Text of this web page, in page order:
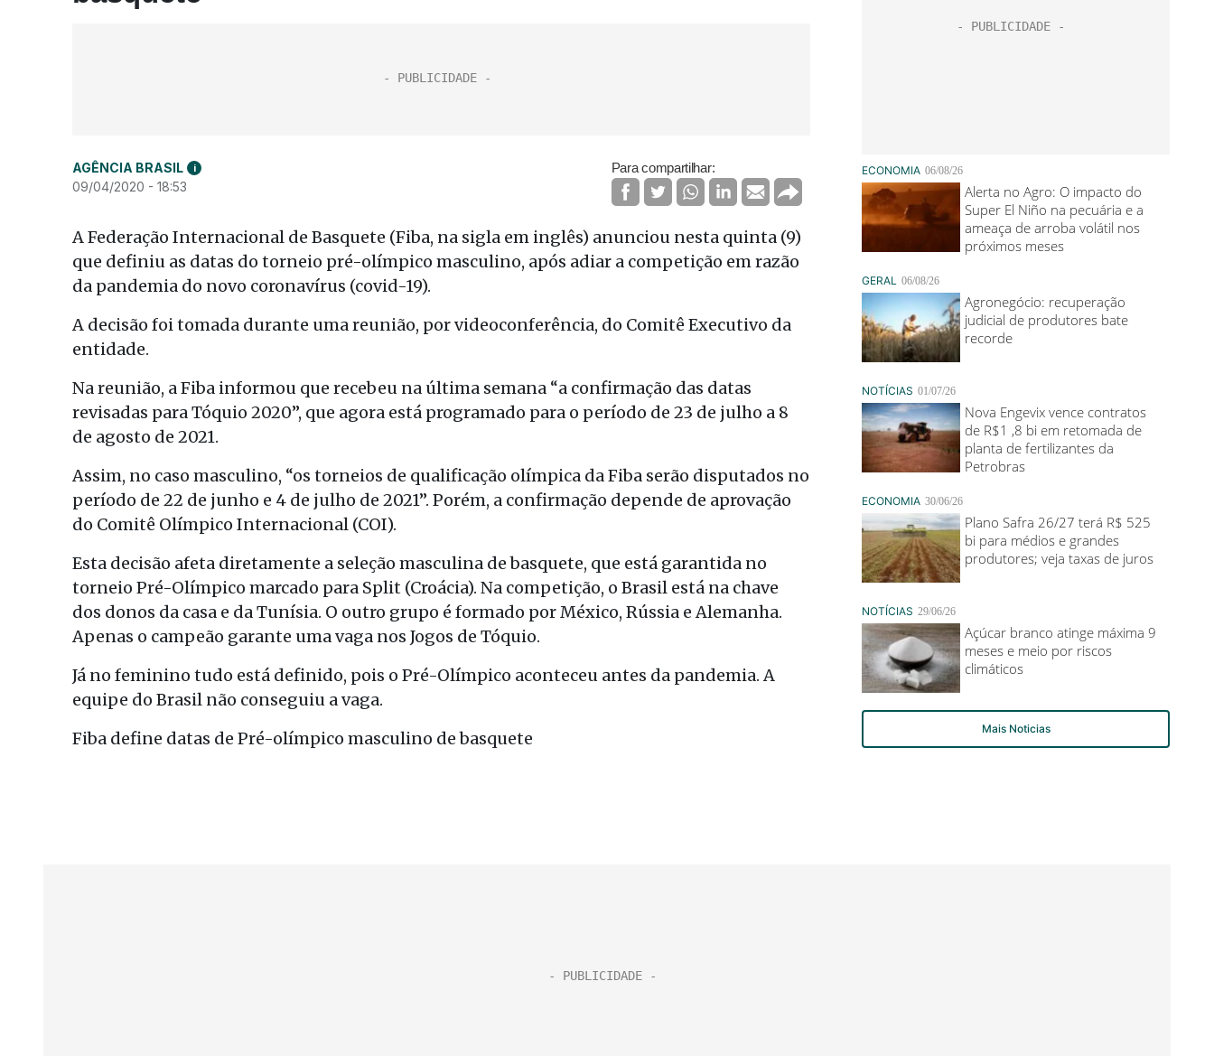
AGÊNCIA BRASIL i
09/04/2020 - 18:53
Para compartilhar:
A Federação Internacional de Basquete (Fiba, na sigla em inglês) anunciou nesta quinta (9)
que definiu as datas do torneio pré-olímpico masculino, após adiar a competição em razão
da pandemia do novo coronavírus (covid-19).
A decisão foi tomada durante uma reunião, por videoconferência, do Comitê Executivo da
entidade.
Na reunião, a Fiba informou que recebeu na última semana “a confirmação das datas
revisadas para Tóquio 2020”, que agora está programado para o período de 23 de julho a 8
de agosto de 2021.
Assim, no caso masculino, “os torneios de qualificação olímpica da Fiba serão disputados no
período de 22 de junho e 4 de julho de 2021”. Porém, a confirmação depende de aprovação
do Comitê Olímpico Internacional (COI).
Esta decisão afeta diretamente a seleção masculina de basquete, que está garantida no
torneio Pré-Olímpico marcado para Split (Croácia). Na competição, o Brasil está na chave
dos donos da casa e da Tunísia. O outro grupo é formado por México, Rússia e Alemanha.
Apenas o campeão garante uma vaga nos Jogos de Tóquio.
Já no feminino tudo está definido, pois o Pré-Olímpico aconteceu antes da pandemia. A
equipe do Brasil não conseguiu a vaga.
Fiba define datas de Pré-olímpico masculino de basquete